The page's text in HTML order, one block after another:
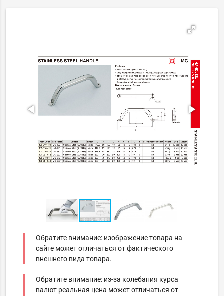
Обратите внимание: изображение товара на
сайте может отличаться от фактического
внешнего вида товара.
Обратите внимание: из-за колебания курса
валют реальная цена может отличаться от